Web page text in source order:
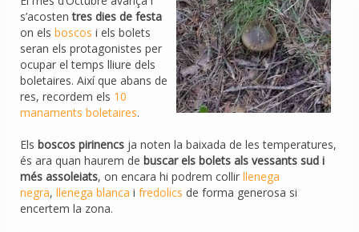
s’acostentres dies de festa
on els boscos i els bolets
seran els protagonistes per
ocupar el temps lliure dels
boletaires. Així que abans de
res, recordem els 10
manaments boletaires.
Els boscos pirinencs ja noten la baixada de les temperatures,
és ara quan haurem de buscar els bolets als vessants sud i
més assoleiats, on encara hi podrem collir llenega
negra, llenega blanca i fredolics de forma generosa si
encertem la zona.